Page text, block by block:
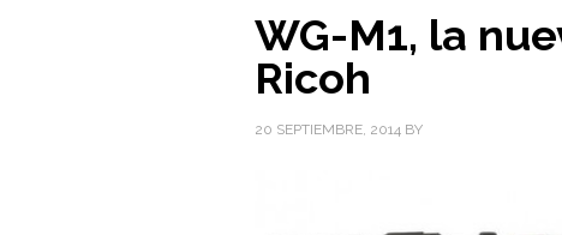
WG-M1, la
Ricoh
20 SEPTIEMBRE, 2014 BY